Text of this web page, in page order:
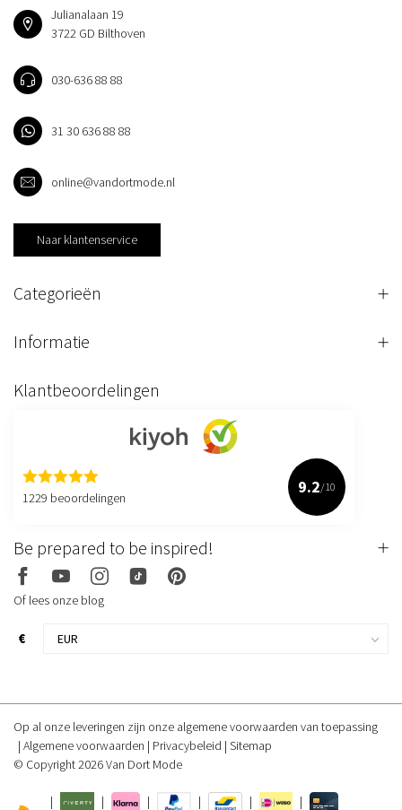
Julianalaan 19
3722 GD Bilthoven
030-636 88 88
31 30 636 88 88
online@vandortmode.nl
Naar klantenservice
Categorieën
Informatie
Klantbeoordelingen
1229 beoordelingen
9.2/10
Be prepared to be inspired!
Of lees onze blog
€
Op al onze leveringen zijn onze algemene voorwaarden van toepassing
Algemene voorwaarden
Privacybeleid Sitemap
© Copyright 2026 Van Dort Mode